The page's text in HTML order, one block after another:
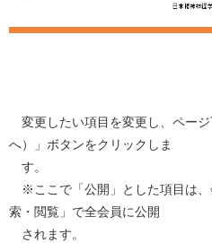
変更したい項目を変更し、ペー
へ）」ボタンをクリックしま
す。
※ここで「公開」とした項目は、
索・閲覧」で全会員に公開
されます。